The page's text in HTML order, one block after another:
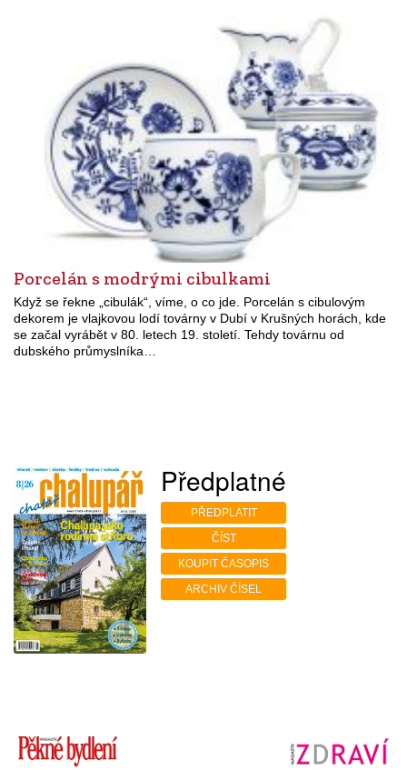
Porcelán s modrými cibulkami
Když se řekne „cibulák“, víme, o co jde. Porcelán s cibulovým
dekorem je vlajkovou lodí továrny v Dubí v Krušných horách, kde
se začal vyrábět v 80. letech 19. století. Tehdy továrnu od
dubského průmyslníka…
Předplatné
PŘEDPLATIT
ČÍST
KOUPIT ČASOPIS
ARCHIV ČÍSEL